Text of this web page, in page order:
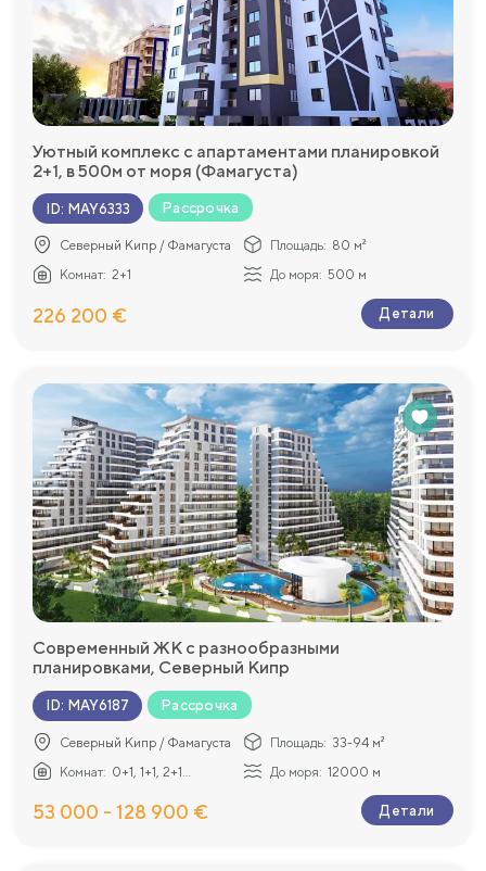
Уютный комплекс с апартаментами планировкой
2+1, в 500м от моря (Фамагуста)
ID: MAY6333 Рассрочка
Северный Кипр / Фамагуста Площадь: 80 м²
Комнат: 2+1 До моря: 500 м
226 200 € Детали
Современный ЖК с разнообразными
планировками, Северный Кипр
ID: MAY6187 Рассрочка
Северный Кипр / Фамагуста Площадь: 33-94 м²
Комнат: 0+1, 1+1, 2+1... До моря: 12000 м
53 000 - 128 900 € Детали